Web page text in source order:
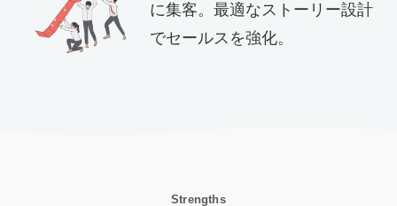
に集客。最適なストーリー設計
でセールスを強化。
Strengths